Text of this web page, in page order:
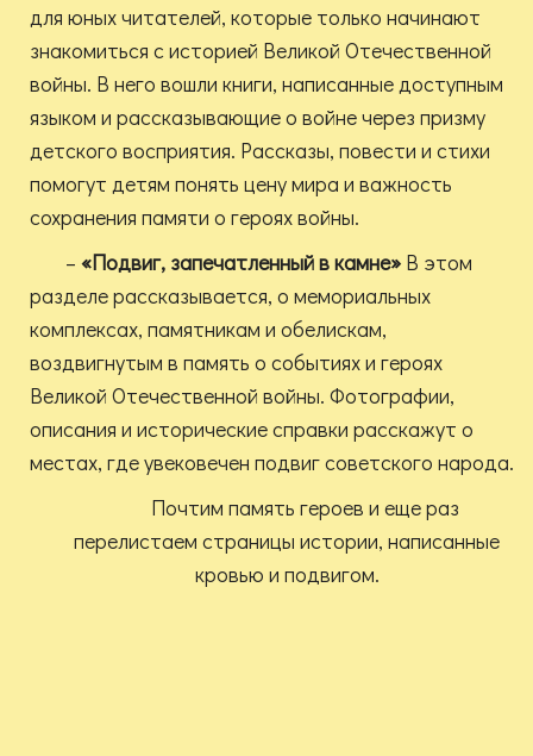
для юных читателей, которые только начинают
знакомиться с историей Великой Отечественной
войны. В него вошли книги, написанные доступным
языком и рассказывающие о войне через призму
детского восприятия. Рассказы, повести и стихи
помогут детям понять цену мира и важность
сохранения памяти о героях войны.
– «Подвиг, запечатленный в камне» В этом
разделе рассказывается, о мемориальных
комплексах, памятникам и обелискам,
воздвигнутым в память о событиях и героях
Великой Отечественной войны. Фотографии,
описания и исторические справки расскажут о
местах, где увековечен подвиг советского народа.
Почтим память героев и еще раз
перелистаем страницы истории, написанные
кровью и подвигом.